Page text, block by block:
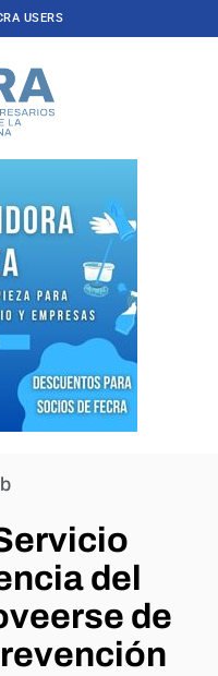
USERS
del
de